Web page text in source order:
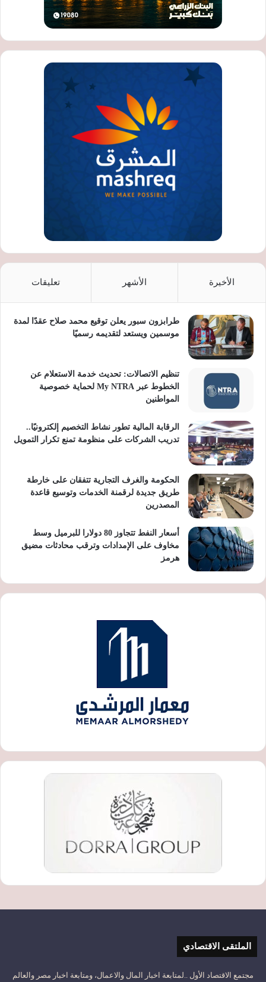
الأخيرة الأشهر تعليقات
طرابزون سبور يعلن توقيع محمد صلاح عقدًا لمدة
موسمين ويستعد لتقديمه رسميًا
تنظيم الاتصالات: تحديث خدمة الاستعلام عن
الخطوط عبر My NTRA لحماية خصوصية
المواطنين
الرقابة المالية تطور نشاط التخصيم إلكترونيًا..
تدريب الشركات على منظومة تمنع تكرار التمويل
الحكومة والغرف التجارية تتفقان على خارطة
طريق جديدة لرقمنة الخدمات وتوسيع قاعدة
المصدرين
أسعار النفط تتجاوز 80 دولارا للبرميل وسط
مخاوف على الإمدادات وترقب محادثات مضيق
هرمز
الملتقى الاقتصادي
مجتمع الاقتصاد الأول ..لمتابعة اخبار المال والاعمال، ومتابعة اخبار مصر والعالم